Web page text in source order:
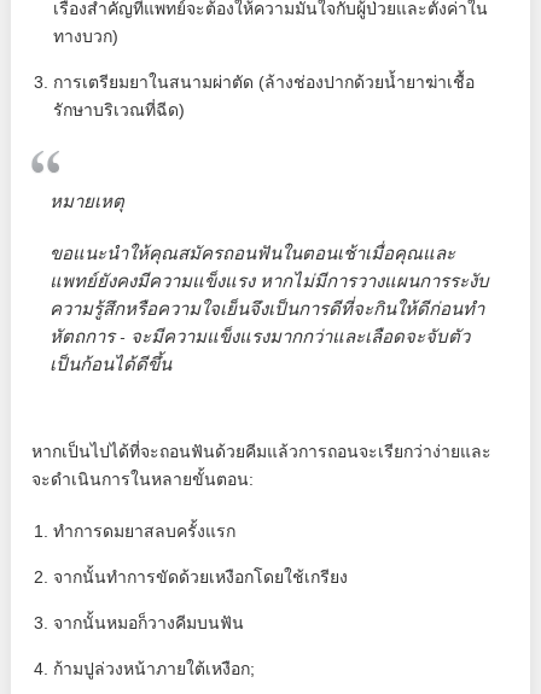
เรื่องสำคัญที่แพทย์จะต้องให้ความมั่นใจกับผู้ป่วยและตั้งค่าใน
ทางบวก)
การเตรียมยาในสนามผ่าตัด (ล้างช่องปากด้วยน้ำยาฆ่าเชื้อ
รักษาบริเวณที่ฉีด)
หมายเหตุ
ขอแนะนำให้คุณสมัครถอนฟันในตอนเช้าเมื่อคุณและ
แพทย์ยังคงมีความแข็งแรง หากไม่มีการวางแผนการระงับ
ความรู้สึกหรือความใจเย็นจึงเป็นการดีที่จะกินให้ดีก่อนทำ
หัตถการ - จะมีความแข็งแรงมากกว่าและเลือดจะจับตัว
เป็นก้อนได้ดีขึ้น
หากเป็นไปได้ที่จะถอนฟันด้วยคีมแล้วการถอนจะเรียกว่าง่ายและ
จะดำเนินการในหลายขั้นตอน:
ทำการดมยาสลบครั้งแรก
จากนั้นทำการขัดด้วยเหงือกโดยใช้เกรียง
จากนั้นหมอก็วางคีมบนฟัน
ก้ามปูล่วงหน้าภายใต้เหงือก;